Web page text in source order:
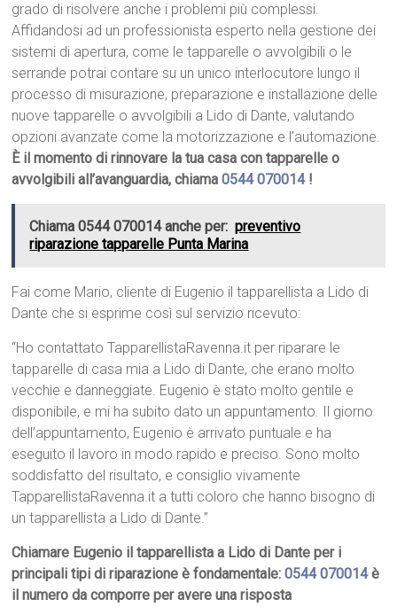
grado di risolvere anche i problemi più complessi.
Affidandosi ad un professionista esperto nella gestione dei
sistemi di apertura, come le tapparelle o avvolgibili o le
serrande potrai contare su un unico interlocutore lungo il
processo di misurazione, preparazione e installazione delle
nuove tapparelle o avvolgibili a Lido di Dante, valutando
opzioni avanzate come la motorizzazione e l’automazione.
È il momento di rinnovare la tua casa con tapparelle o
avvolgibili all’avanguardia, chiama0544 070014!
Chiama 0544 070014 anche per: preventivo
riparazione tapparelle Punta Marina
Fai come Mario, cliente di Eugenio il tapparellista a Lido di
Dante che si esprime così sul servizio ricevuto:
“Ho contattato TapparellistaRavenna.it per riparare le
tapparelle di casa mia a Lido di Dante, che erano molto
vecchie e danneggiate. Eugenio è stato molto gentile e
disponibile, e mi ha subito dato un appuntamento. Il giorno
dell’appuntamento, Eugenio è arrivato puntuale e ha
eseguito il lavoro in modo rapido e preciso. Sono molto
soddisfatto del risultato, e consiglio vivamente
TapparellistaRavenna.it a tutti coloro che hanno bisogno di
un tapparellista a Lido di Dante.”
Chiamare Eugenio il tapparellista a Lido di Dante per i
principali tipi di riparazione è fondamentale:0544 070014è
il numero da comporre per avere una risposta